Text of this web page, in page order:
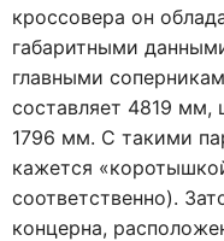
кроссовера он
габаритными
главными
составляет 4819 мм,
1796 мм. С такими
кажется
соответственно).
концерна,